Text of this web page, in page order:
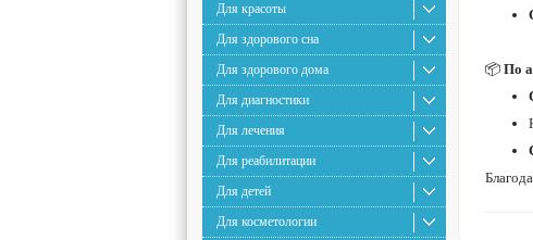
Для красоты
Для здорового сна
Для здорового дома
Для диагностики
Для лечения
Для реабилитации
Для детей
Для косметологии
📦 По